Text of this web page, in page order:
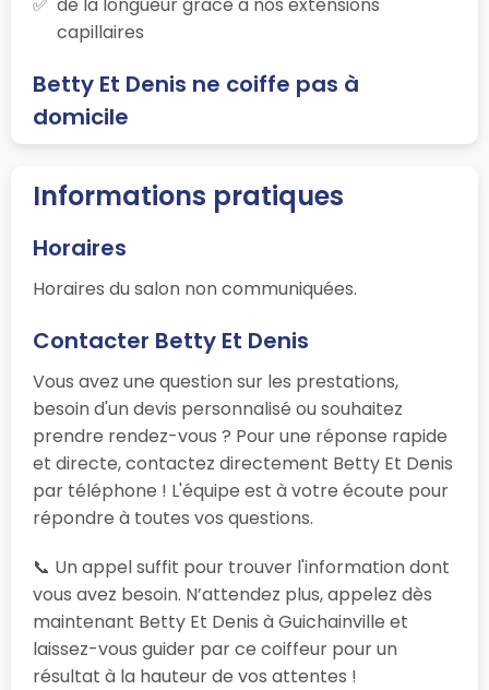
capillaires
Betty Et Denis ne coiffe pas à
domicile
Informations pratiques
Horaires
Horaires du salon non communiquées.
Contacter Betty Et Denis
Vous avez une question sur les prestations,
besoin d'un devis personnalisé ou souhaitez
prendre rendez-vous ? Pour une réponse rapide
et directe, contactez directement Betty Et Denis
par téléphone ! L'équipe est à votre écoute pour
répondre à toutes vos questions.
📞 Un appel suffit pour trouver l'information dont
vous avez besoin. N’attendez plus, appelez dès
maintenant Betty Et Denis à Guichainville et
laissez-vous guider par ce coiffeur pour un
résultat à la hauteur de vos attentes !